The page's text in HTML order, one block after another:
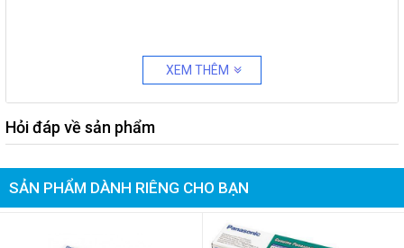
XEM THÊM
Hỏi đáp về sản phẩm
SẢN PHẨM DÀNH RIÊNG CHO BẠN